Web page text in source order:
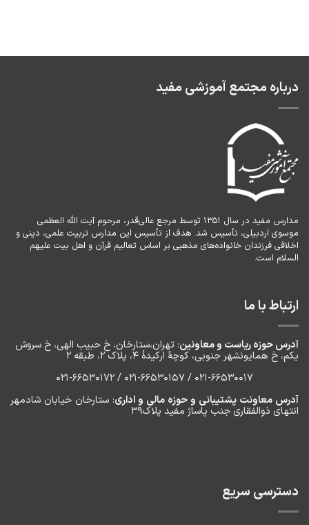
درباره مجتمع آموزشی مفید
مدارس مفید در سال ۱۳۵۱ توسط مرجع عالی‌قدر، مرحوم آیت الله العظمی
موسوی اردبیلی، تأسیس شد. هدف از تأسیس این مدارس تربیت علمی، دینی و
اخلاقی فرزندان خانواده‌های مذهبی بر اساس تعالیم قرآن و اهل بیت علیهم
السلام است.
ارتباط با ما
آدرس حوزه ریاست و معاونین: تهران،ستارخان، خ حبیب الهی، خ سروش
یکم، خ‌ همایونشهر جنوبی، کوچۀ ارکیدۀ ۴، پلاک ۲، طبقه ۲
۰۲۱-66530017 / 021-66530157 / 021-66530172
آدرس معاونت پشتیبانی و حوزه مالی و اداری: ستارخان خیابان شادمهر
انتهای ذوالفقاری جنب پاساژ مفید پلاک۳۹
دسترسی سریع